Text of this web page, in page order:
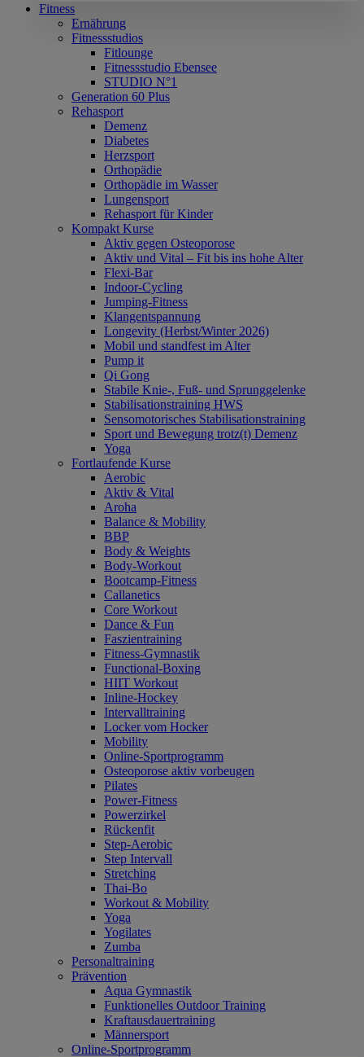
Fitness
Ernährung
Fitnessstudios
Fitlounge
Fitnessstudio Ebensee
STUDIO N°1
Generation 60 Plus
Rehasport
Demenz
Diabetes
Herzsport
Orthopädie
Orthopädie im Wasser
Lungensport
Rehasport für Kinder
Kompakt Kurse
Aktiv gegen Osteoporose
Aktiv und Vital – Fit bis ins hohe Alter
Flexi-Bar
Indoor-Cycling
Jumping-Fitness
Klangentspannung
Longevity (Herbst/Winter 2026)
Mobil und standfest im Alter
Pump it
Qi Gong
Stabile Knie-, Fuß- und Sprunggelenke
Stabilisationstraining HWS
Sensomotorisches Stabilisationstraining
Sport und Bewegung trotz(t) Demenz
Yoga
Fortlaufende Kurse
Aerobic
Aktiv & Vital
Aroha
Balance & Mobility
BBP
Body & Weights
Body-Workout
Bootcamp-Fitness
Callanetics
Core Workout
Dance & Fun
Faszientraining
Fitness-Gymnastik
Functional-Boxing
HIIT Workout
Inline-Hockey
Intervalltraining
Locker vom Hocker
Mobility
Online-Sportprogramm
Osteoporose aktiv vorbeugen
Pilates
Power-Fitness
Powerzirkel
Rückenfit
Step-Aerobic
Step Intervall
Stretching
Thai-Bo
Workout & Mobility
Yoga
Yogilates
Zumba
Personaltraining
Prävention
Aqua Gymnastik
Funktionelles Outdoor Training
Kraftausdauertraining
Männersport
Online-Sportprogramm